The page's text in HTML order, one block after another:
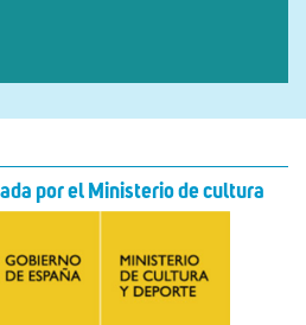
por el Ministerio de cultura